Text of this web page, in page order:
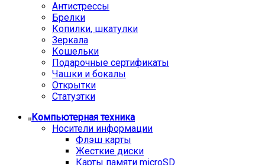
Антистрессы
Брелки
Копилки, шкатулки
Зеркала
Кошельки
Подарочные сертификаты
Чашки и бокалы
Открытки
Статуэтки
Компьютерная техника
Носители информации
Флэш карты
Жесткие диски
Карты памяти microSD